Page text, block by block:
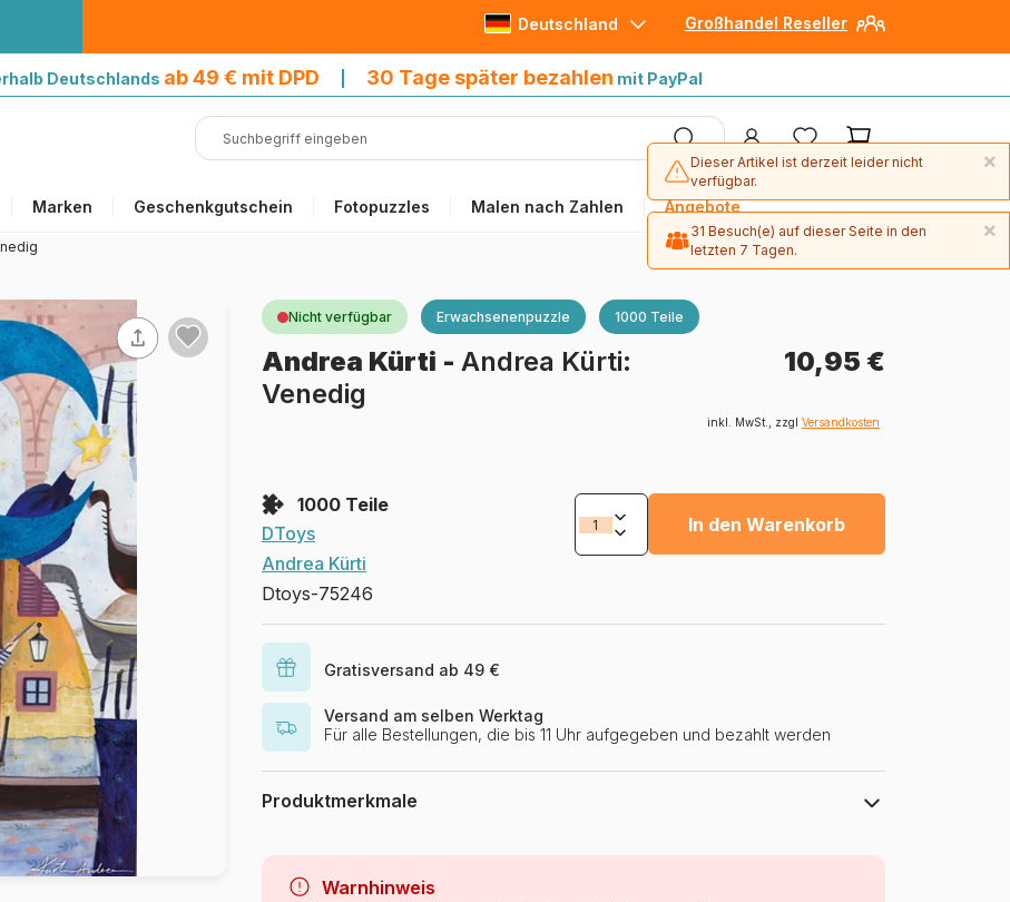
Großhandel Reseller
Deutschland
Deutschlands ab 49 € mit DPD 30 Tage später bezahlen mit PayPal
Marken Geschenkgutschein Fotopuzzles Malen nach Zahlen Angebote
Nicht verfügbar Erwachsenenpuzzle 1000 Teile
Andrea Kürti - Andrea Kürti:
Venedig
10,95 €
inkl. MwSt., zzgl Versandkosten
1000 Teile
DToys
Andrea Kürti
Dtoys-75246
In den Warenkorb
Gratisversand ab 49 €
Versand am selben Werktag
Für alle Bestellungen, die bis 11 Uhr aufgegeben und bezahlt werden
Produktmerkmale
KategorieWarnhinweis
×
Dieser Artikel ist derzeit leider nicht
verfügbar.
×
31 Besuch(e) auf dieser Seite in den
letzten 7 Tagen.